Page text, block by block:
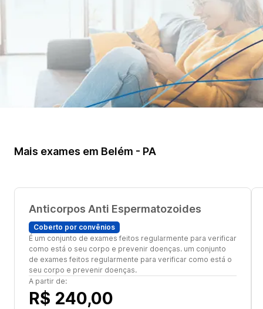
Mais exames em Belém - PA
Anticorpos Anti Espermatozoides
Coberto por convênios
É um conjunto de exames feitos regularmente para verificar
como está o seu corpo e prevenir doenças. um conjunto
de exames feitos regularmente para verificar como está o
seu corpo e prevenir doenças.
A partir de:
R$ 240,00